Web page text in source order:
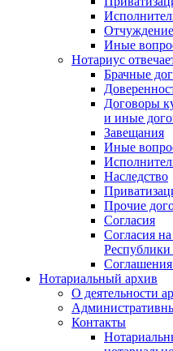
Иные
Нотариус
Брачные
Договоры
и иные
Завещания
Иные
Наследство
Прочие
Согласия
Согласия
Республики
Нотариальный архив
О деятельности
Контакты